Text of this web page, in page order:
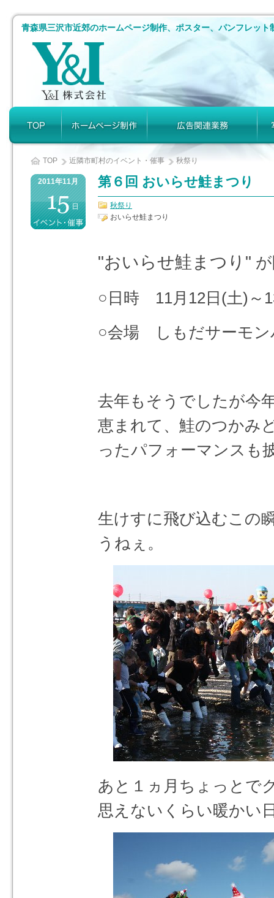
青森県三沢市近郊のホームページ制作、ポスター、パンフレット
TOP 近隣市町村のイベント・催事 秋祭り
2011年11月 第６回 おいらせ鮭まつり
秋祭り
おいらせ鮭まつり
"おいらせ鮭まつり "
○日時 11月12日(土)～
○会場 しもだサーモン
去年もそうでしたが今
恵まれて、鮭のつかみ
ったパフォーマンスも
生けすに飛び込むこの
うねぇ。
あと１ヵ月ちょっとで
思えないくらい暖かい